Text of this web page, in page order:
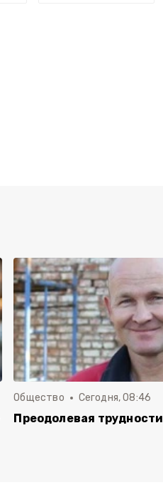
Общество Сегодня, 08:46
Преодолевая трудности